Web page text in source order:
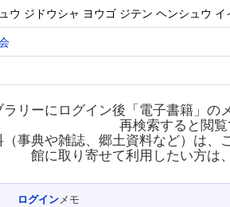
ウ ジドウシャ ヨウゴ ジテン ヘンシュウ イ
リーにログイン後「電子書籍」
再検索すると閲覧
事典や雑誌、郷土資料など）は
館に取り寄せて利用したい方は、
ログインメモ